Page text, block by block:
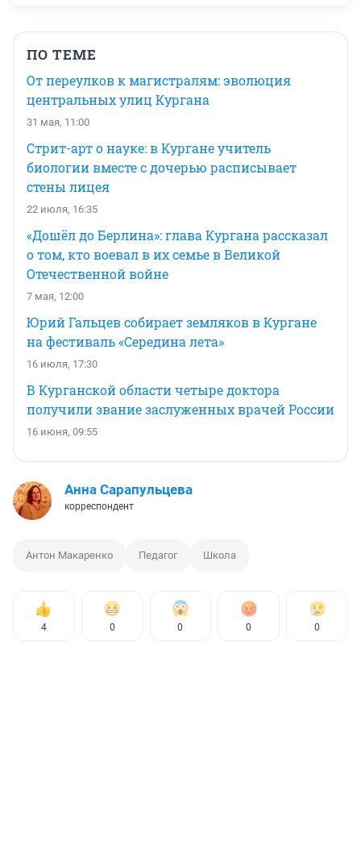
ПО ТЕМЕ
От переулков к магистралям: эволюция
центральных улиц Кургана
31 мая, 11:00
Стрит-арт о науке: в Кургане учитель
биологии вместе с дочерью расписывает
стены лицея
22 июля, 16:35
«Дошёл до Берлина»: глава Кургана рассказал
о том, кто воевал в их семье в Великой
Отечественной войне
7 мая, 12:00
Юрий Гальцев собирает земляков в Кургане
на фестиваль «Середина лета»
16 июля, 17:30
В Курганской области четыре доктора
получили звание заслуженных врачей России
16 июня, 09:55
Анна Сарапульцева
корреспондент
Антон Макаренко Педагог Школа
4 0 0 0 0